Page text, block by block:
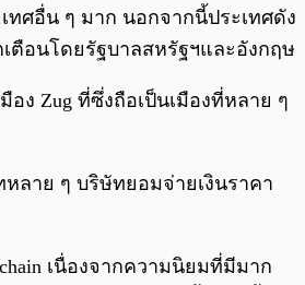
ทศอื่น ๆ มาก นอกจากนี้ประเทศดัง
ตือนโดยรัฐบาลสหรัฐฯและอังกฤษ
มือง Zug ที่ซึ่งถือเป็นเมืองที่หลาย ๆ
ลาย ๆ บริษัทยอมจ่ายเงินราคา
เนื่องจากความนิยมที่มีมาก